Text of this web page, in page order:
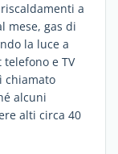
a
mese, gas di
la luce a
e TV
chiamato
alcuni
alti circa 40